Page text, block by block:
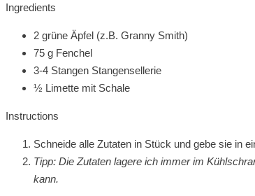
Ingredients
2 grüne Äpfel (z.B. Granny Smith)
75 g Fenchel
3-4 Stangen Stangensellerie
½ Limette mit Schale
Instructions
Schneide alle Zutaten in Stück und gebe sie in
Tipp: Die Zutaten lagere ich immer im
kann.